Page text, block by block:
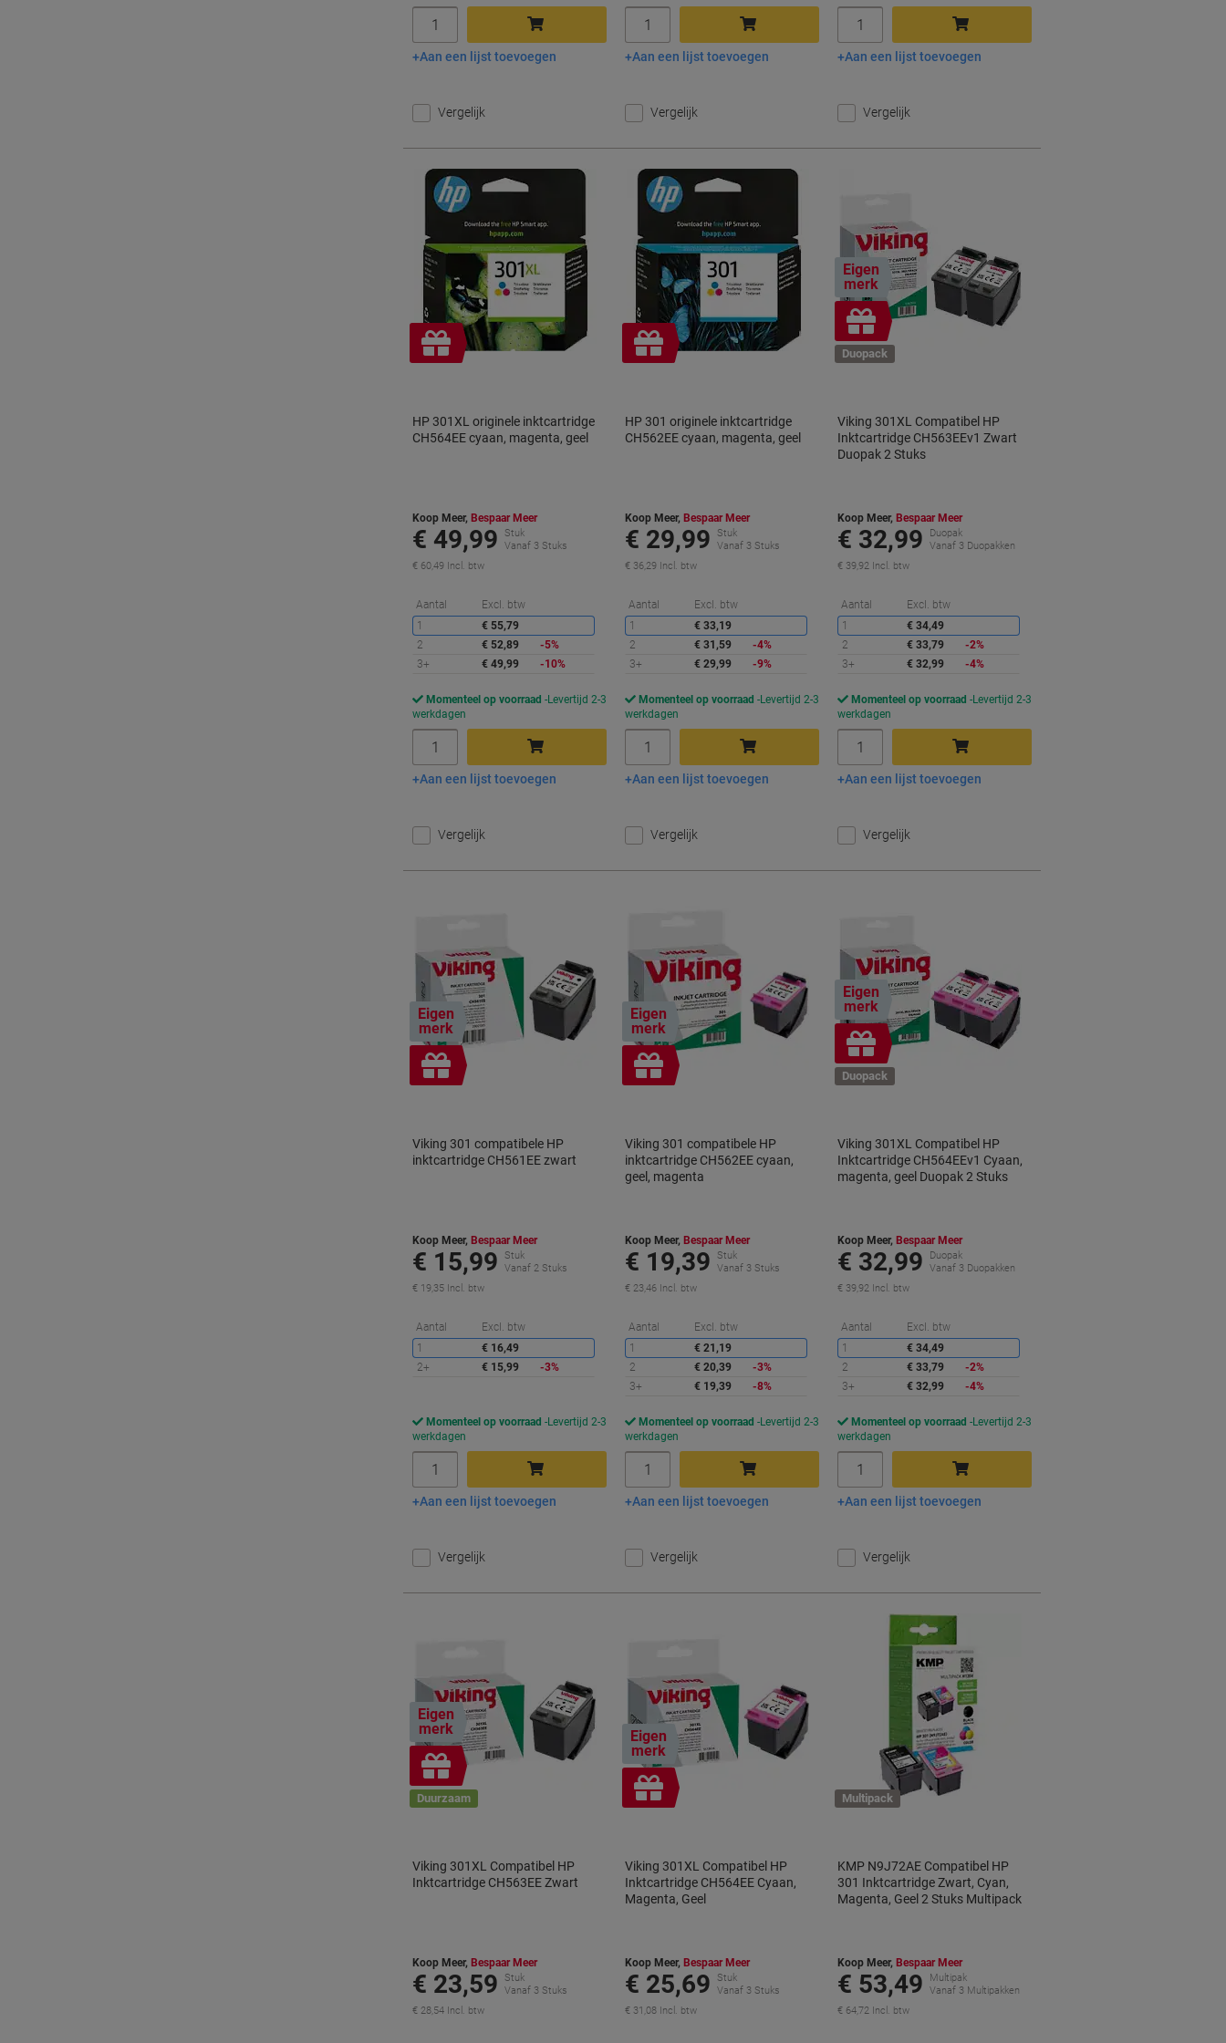
In winkelwagen
Aan een lijst toevoegen
Vergelijk
In winkelwagen
Aan een lijst toevoegen
Vergelijk
In winkelwagen
Aan een lijst toevoegen
Vergelijk
Geschenk
HP 301XL originele inktcartridge
CH564EE cyaan, magenta, geel
Koop Meer, Bespaar Meer
€ 49,99
Stuk
Vanaf 3 Stuks
€ 60,49 Incl. btw
Aantal Excl. btw
Korting
1
€ 55,79
2
€ 52,89
-5%
3+
€ 49,99 -10%
Momenteel op voorraad
Levertijd 2-3
werkdagen
In winkelwagen
Aan een lijst toevoegen
Vergelijk
Geschenk
HP 301 originele inktcartridge
CH562EE cyaan, magenta, geel
Koop Meer, Bespaar Meer
€ 29,99
Stuk
Vanaf 3 Stuks
€ 36,29 Incl. btw
Aantal Excl. btw
Korting
1
€ 33,19
2
€ 31,59
-4%
3+
€ 29,99 -9%
Momenteel op voorraad
Levertijd 2-3
werkdagen
In winkelwagen
Aan een lijst toevoegen
Vergelijk
Eigen
merk
Geschenk
Duopack
Viking 301XL Compatibel HP
Inktcartridge CH563EEv1 Zwart
Duopak 2 Stuks
Koop Meer, Bespaar Meer
€ 32,99
Duopak
Vanaf 3 Duopakken
€ 39,92 Incl. btw
Aantal Excl. btw
1
€ 34,49
2
€ 33,79
-2%
3+
€ 32,99 -4%
Momenteel op voorraad
Levertijd 2-3
werkdagen
In winkelwagen
Aan een lijst toevoegen
Vergelijk
Eigen
merk
Geschenk
Viking 301 compatibele HP
inktcartridge CH561EE zwart
Koop Meer, Bespaar Meer
€ 15,99
Stuk
Vanaf 2 Stuks
€ 19,35 Incl. btw
Aantal Excl. btw
Korting
1
€ 16,49
2+
€ 15,99 -3%
Momenteel op voorraad
Levertijd 2-3
werkdagen
In winkelwagen
Aan een lijst toevoegen
Vergelijk
Eigen
merk
Geschenk
Viking 301 compatibele HP
inktcartridge CH562EE cyaan,
geel, magenta
Koop Meer, Bespaar Meer
€ 19,39
Stuk
Vanaf 3 Stuks
€ 23,46 Incl. btw
Aantal Excl. btw
Korting
1
€ 21,19
2
€ 20,39
-3%
3+
€ 19,39 -8%
Momenteel op voorraad
Levertijd 2-3
werkdagen
In winkelwagen
Aan een lijst toevoegen
Vergelijk
Eigen
merk
Geschenk
Duopack
Viking 301XL Compatibel HP
Inktcartridge CH564EEv1 Cyaan,
magenta, geel Duopak 2 Stuks
Koop Meer, Bespaar Meer
€ 32,99
Duopak
Vanaf 3 Duopakken
€ 39,92 Incl. btw
Aantal Excl. btw
1
€ 34,49
2
€ 33,79
-2%
3+
€ 32,99 -4%
Momenteel op voorraad
Levertijd 2-3
werkdagen
In winkelwagen
Aan een lijst toevoegen
Vergelijk
Eigen
merk
Geschenk
Duurzaam
Viking 301XL Compatibel HP
Inktcartridge CH563EE Zwart
Koop Meer, Bespaar Meer
€ 23,59
Stuk
Vanaf 3 Stuks
€ 28,54 Incl. btw
Eigen
merk
Geschenk
Viking 301XL Compatibel HP
Inktcartridge CH564EE Cyaan,
Magenta, Geel
Koop Meer, Bespaar Meer
€ 25,69
Stuk
Vanaf 3 Stuks
€ 31,08 Incl. btw
Multipack
KMP N9J72AE Compatibel HP
301 Inktcartridge Zwart, Cyan,
Magenta, Geel 2 Stuks Multipack
Koop Meer, Bespaar Meer
€ 53,49
Multipak
Vanaf 3 Multipakken
€ 64,72 Incl. btw